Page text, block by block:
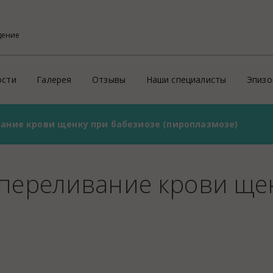
района
услуг потребителям
России и зарубеж
Галерея
Фото
Видео
Отзывы Наши специалисты
крови щенку при бабезиозе (пироплазмозе)
крови